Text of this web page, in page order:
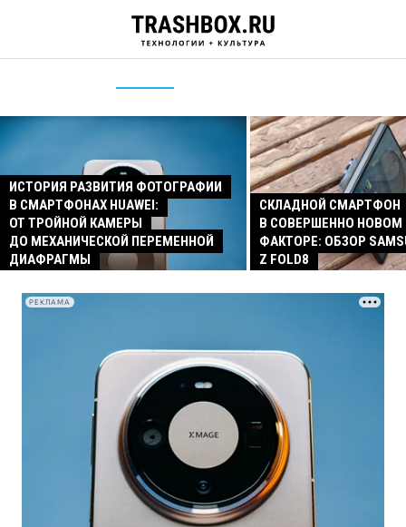
ИСТОРИЯ РАЗВИТИЯ ФОТОГРАФИИ
В СМАРТФОНАХ HUAWEI:
ОТ ТРОЙНОЙ КАМЕРЫ
ДО МЕХАНИЧЕСКОЙ ПЕРЕМЕННОЙ
ДИАФРАГМЫ
СКЛАДНОЙ СМАРТФОН
В СОВЕРШЕННО
ФАКТОРЕ: ОБЗОР
Z FOLD8
РЕКЛАМА